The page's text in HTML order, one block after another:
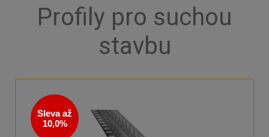
Profily pro suchou
stavbu
Sleva až
10,0%